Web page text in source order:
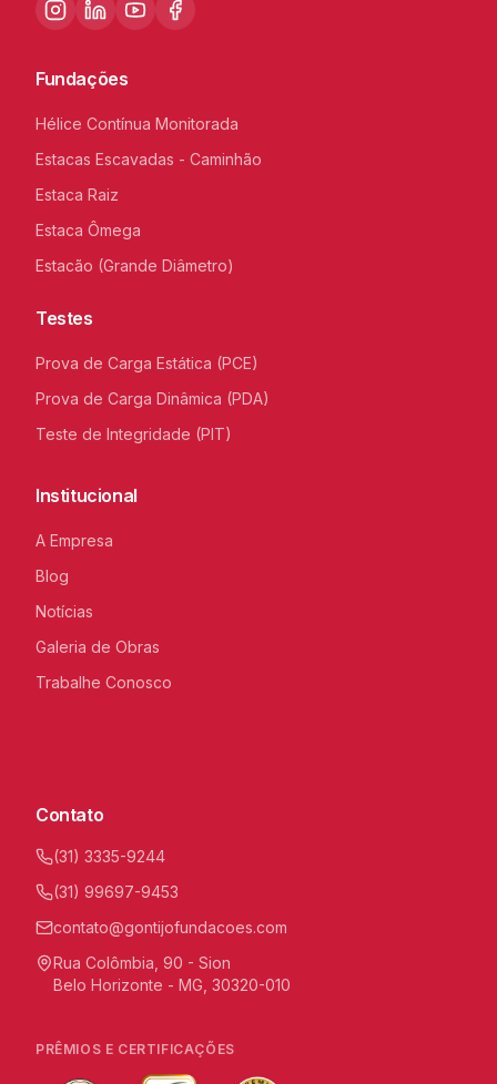
Fundações
Hélice Contínua Monitorada
Estacas Escavadas - Caminhão
Estaca Raiz
Estaca Ômega
Estacão (Grande Diâmetro)
Testes
Prova de Carga Estática (PCE)
Prova de Carga Dinâmica (PDA)
Teste de Integridade (PIT)
Institucional
A Empresa
Blog
Notícias
Galeria de Obras
Trabalhe Conosco
Contato
(31) 3335-9244
(31) 99697-9453
contato@gontijofundacoes.com
Rua Colômbia, 90 - Sion
Belo Horizonte - MG, 30320-010
PRÊMIOS E CERTIFICAÇÕES